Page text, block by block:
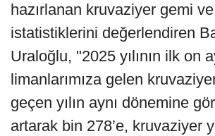
hazırlanan kruvaziyer gemi
istatistiklerini değerlendiren
Uraloğlu, "2025 yılının ilk on
limanlarımıza gelen
geçen yılın aynı dönemine
artarak bin 278’e, kruvaziyer